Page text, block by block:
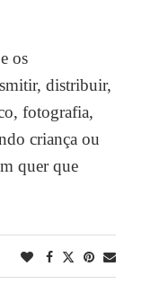
os
distribuir,
fotografia,
criança ou
quer que